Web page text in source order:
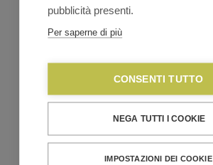
pubblicità presenti.
Per saperne di più
CONSENTI TUTTO
NEGA TUTTI I COOKIE
IMPOSTAZIONI DEI COOKIE